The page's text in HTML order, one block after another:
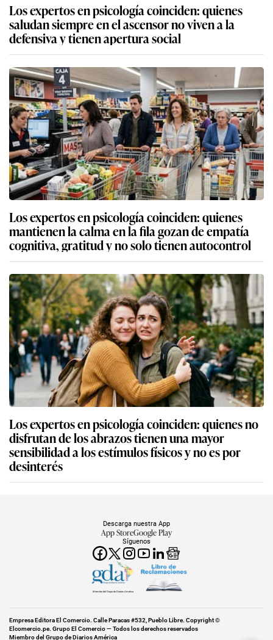
Los expertos en psicología coinciden: quienes
saludan siempre en el ascensor no viven a la
defensiva y tienen apertura social
Los expertos en psicología coinciden: quienes
mantienen la calma en la fila gozan de empatía
cognitiva, gratitud y no solo tienen autocontrol
Los expertos en psicología coinciden: quienes no
disfrutan de los abrazos tienen una mayor
sensibilidad a los estímulos físicos y no es por
desinterés
Síguenos
Descarga nuestra App
App StoreGoogle Play
Miembro del Grupo de Diarios América
Empresa Editora El Comercio. Calle Paracas #532, Pueblo Libre. Copyright ©
Elcomercio.pe. Grupo El Comercio — Todos los derechos reservados
Miembro del Grupo de Diarios América